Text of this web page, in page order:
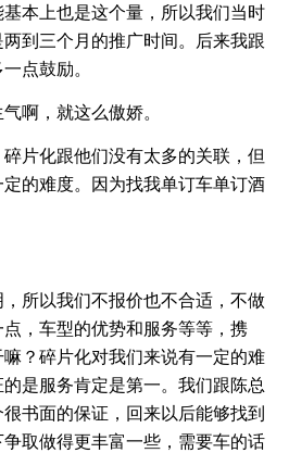
本上也是这个量，所以我们当时
到三个月的推广时间。后来我跟
点鼓励。
啊，就这么傲娇。
片化跟他们没有太多的关联，但
的难度。因为找我单订车单订酒
所以我们不报价也不合适，不做
，车型的优势和服务等等，携
？碎片化对我们来说有一定的难
是服务肯定是第一。我们跟陈总
书面的保证，回来以后能够找到
取做得更丰富一些，需要车的话